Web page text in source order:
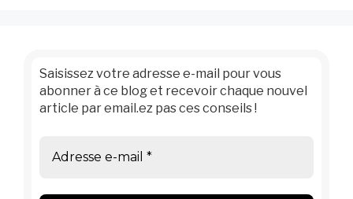
Saisissez votre adresse e-mail pour vous
abonner à ce blog et recevoir chaque nouvel
article par email.ez pas ces conseils !